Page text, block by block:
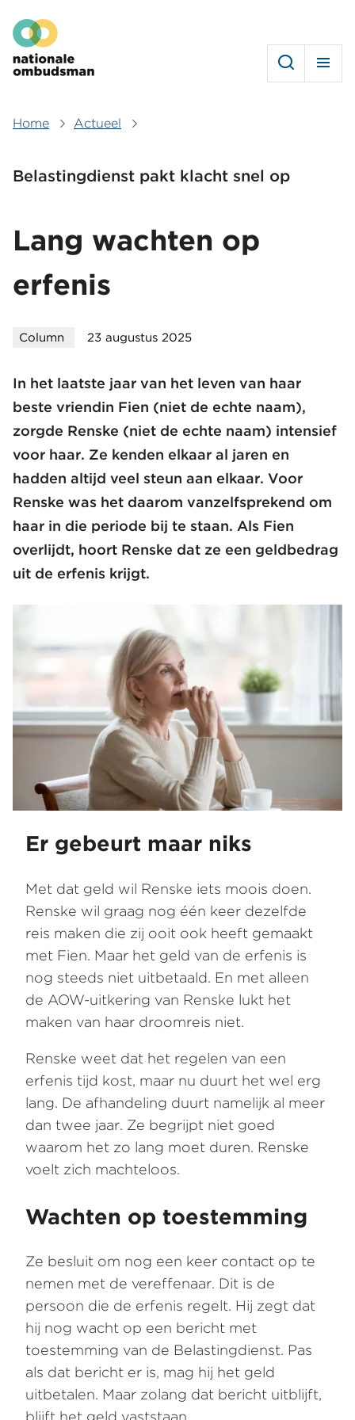
en
naar
de
gaan
Hoofdmenu
Home Actueel
Lang wachten op
erfenis
Belastingdienst pakt klacht snel op
Column 23 augustus 2025
In het laatste jaar van het leven van haar
beste vriendin Fien (niet de echte naam),
zorgde Renske (niet de echte naam) intensief
voor haar. Ze kenden elkaar al jaren en
hadden altijd veel steun aan elkaar. Voor
Renske was het daarom vanzelfsprekend om
haar in die periode bij te staan. Als Fien
overlijdt, hoort Renske dat ze een geldbedrag
uit de erfenis krijgt.
Er gebeurt maar niks
Met dat geld wil Renske iets moois doen.
Renske wil graag nog één keer dezelfde
reis maken die zij ooit ook heeft gemaakt
met Fien. Maar het geld van de erfenis is
nog steeds niet uitbetaald. En met alleen
de AOW-uitkering van Renske lukt het
maken van haar droomreis niet.
Renske weet dat het regelen van een
erfenis tijd kost, maar nu duurt het wel erg
lang. De afhandeling duurt namelijk al meer
dan twee jaar. Ze begrijpt niet goed
waarom het zo lang moet duren. Renske
voelt zich machteloos.
Wachten op toestemming
Ze besluit om nog een keer contact op te
nemen met de vereffenaar. Dit is de
persoon die de erfenis regelt. Hij zegt dat
hij nog wacht op een bericht met
toestemming van de Belastingdienst. Pas
als dat bericht er is, mag hij het geld
uitbetalen. Maar zolang dat bericht uitblijft,
blijft het geld vaststaan.